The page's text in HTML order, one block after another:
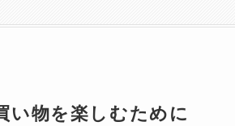
い物を楽しむために